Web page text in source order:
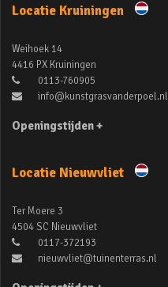
Locatie Kruiningen
Weihoek 14
4416 PX Kruiningen
0113-760905
info@kunstgrasvanderpoel.nl
Openingstijden +
Locatie Nieuwvliet
Ter Moere 3
4504 SC Nieuwvliet
0117-372193
nieuwvliet@tuinenterras.nl